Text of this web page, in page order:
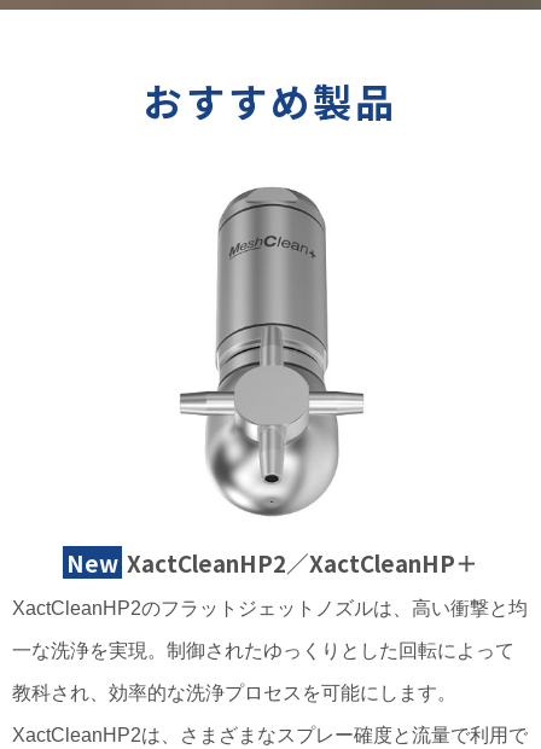
おすすめ製品
New XactCleanHP2／XactCleanHP＋
XactCleanHP2のフラットジェットノズルは、高い衝撃と均
一な洗浄を実現。制御されたゆっくりとした回転によって
教科され、効率的な洗浄プロセスを可能にします。
XactCleanHP2は、さまざまなスプレー確度と流量で利用で